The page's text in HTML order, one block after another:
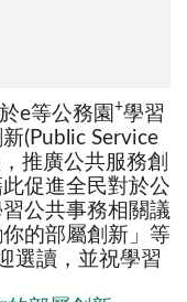
e等公務園+學習
( Public Service
推廣公共服務創
促進全民對於公
公共事務相關議
的部屬創新」等
選讀，並祝學習